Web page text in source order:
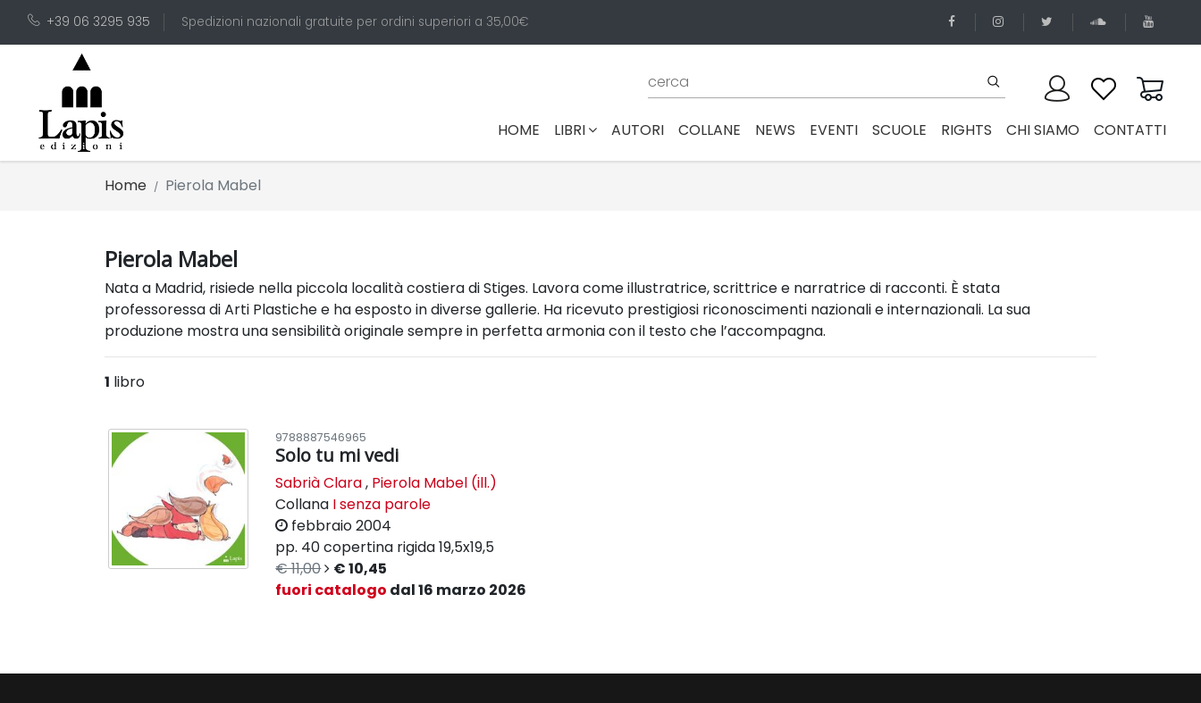
+39 06 3295 935 Spedizioni nazionali gratuite per ordini superiori a 35,00€
HOME (CURRENT)
LIBRI AUTORI COLLANE NEWS EVENTI SCUOLE RIGHTS CHI SIAMO CONTATTI
Home Pierola Mabel
Pierola Mabel
Nata a Madrid, risiede nella piccola località costiera di Stiges. Lavora come illustratrice, scrittrice e narratrice di racconti. È stata
professoressa di Arti Plastiche e ha esposto in diverse gallerie. Ha ricevuto prestigiosi riconoscimenti nazionali e internazionali. La sua
produzione mostra una sensibilità originale sempre in perfetta armonia con il testo che l’accompagna.
1 libro
9788887546965
Solo tu mi vedi
Sabrià Clara, Pierola Mabel (ill.)
Collana I senza parole
febbraio 2004
pp. 40copertina rigida19,5x19,5
€ 11,00
€ 10,45
fuori catalogo dal 16 marzo 2026